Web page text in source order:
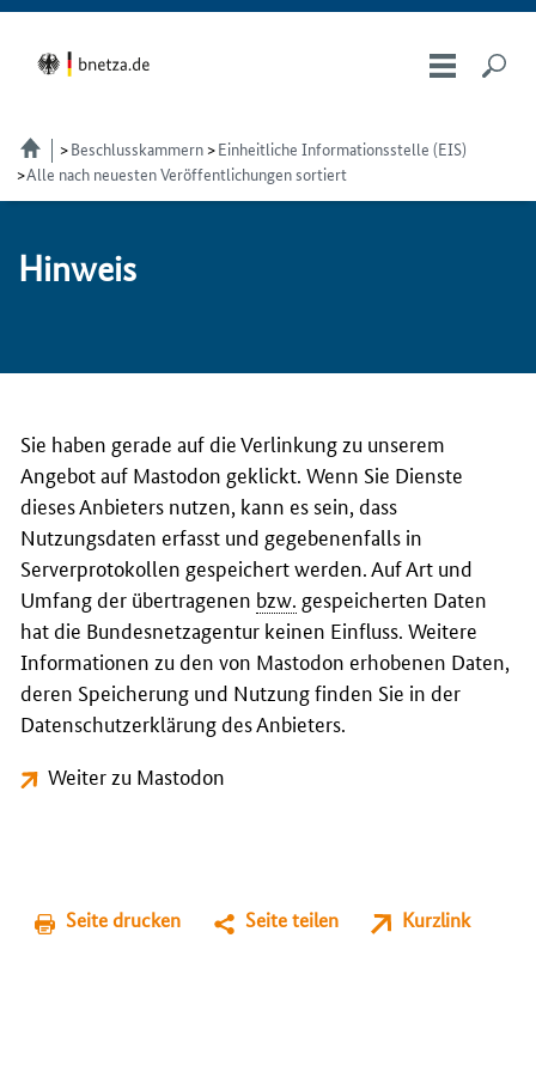
Beschlusskammern
Einheitliche Informationsstelle (EIS)
Alle nach neuesten Veröffentlichungen sortiert
Hin­weis
Sie haben gerade auf die Verlinkung zu unserem
Angebot auf Mastodon geklickt. Wenn Sie Dienste
dieses Anbieters nutzen, kann es sein, dass
Nutzungsdaten erfasst und gegebenenfalls in
Serverprotokollen gespeichert werden. Auf Art und
Umfang der übertragenen bzw. gespeicherten Daten
hat die Bundesnetzagentur keinen Einfluss. Weitere
Informationen zu den von Mastodon erhobenen Daten,
deren Speicherung und Nutzung finden Sie in der
Datenschutzerklärung des Anbieters.
Weiter zu Mastodon
Seite drucken Seite teilen Kurzlink